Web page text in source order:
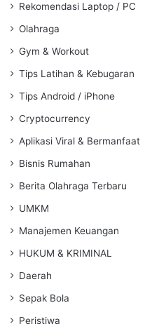
Rekomendasi Laptop / PC
Olahraga
Gym & Workout
Tips Latihan & Kebugaran
Tips Android / iPhone
Cryptocurrency
Aplikasi Viral & Bermanfaat
Bisnis Rumahan
Berita Olahraga Terbaru
UMKM
Manajemen Keuangan
HUKUM & KRIMINAL
Daerah
Sepak Bola
Peristiwa